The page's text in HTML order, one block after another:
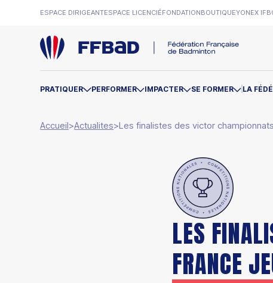
ESPACE DIRIGEANTESPACE LICENCIÉFONDATIONBOUTIQUEYONEX IFB
PRATIQUER PERFORMER IMPACTER SE FORMER LA
Accueil>Actualites>Les finalistes des victor
LES
FRANCE